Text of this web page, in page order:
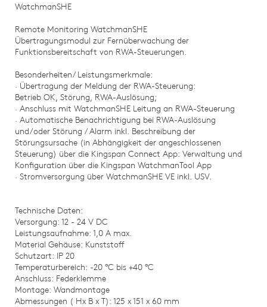
WatchmanSHE
Remote Monitoring WatchmanSHE
Übertragungsmodul zur Fernüberwachung der
Funktionsbereitschaft von RWA-Steuerungen.
Besonderheiten/ Leistungsmerkmale:
· Übertragung der Meldung der RWA-Steuerung:
Betrieb OK, Störung, RWA-Auslösung;
· Anschluss mit WatchmanSHE Leitung an RWA-Steuerung
· Automatische Benachrichtigung bei RWA-Auslösung
und/oder Störung / Alarm inkl. Beschreibung der
Störungsursache (in Abhängigkeit der angeschlossenen
Steuerung) über die Kingspan Connect App: Verwaltung und
Konfiguration über die Kingspan WatchmanTool App
· Stromversorgung über WatchmanSHE VE inkl. USV.
Technische Daten:
Versorgung: 12 - 24 V DC
Leistungsaufnahme: 1,0 A max.
Material Gehäuse: Kunststoff
Schutzart: IP 20
Temperaturbereich: -20 °C bis +40 °C
Anschluss: Federklemme
Montage: Wandmontage
Abmessungen ( Hx B x T): 125 x 151 x 60 mm